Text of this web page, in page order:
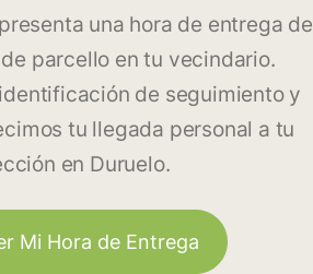
una hora de entrega de
parcello en tu vecindario.
de seguimiento y
tu llegada personal a tu
en Duruelo.
Mi Hora de Entrega